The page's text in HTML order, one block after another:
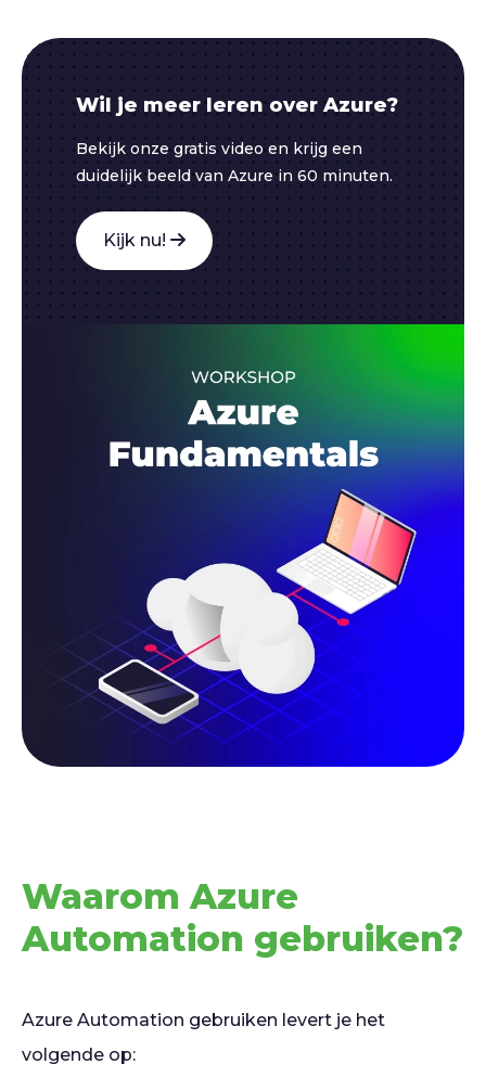
Wil je meer leren over Azure?
Bekijk onze gratis video en krijg een
duidelijk beeld van Azure in 60 minuten.
Kijk nu!
Waarom Azure
Automation gebruiken?
Azure Automation gebruiken levert je het
volgende op: